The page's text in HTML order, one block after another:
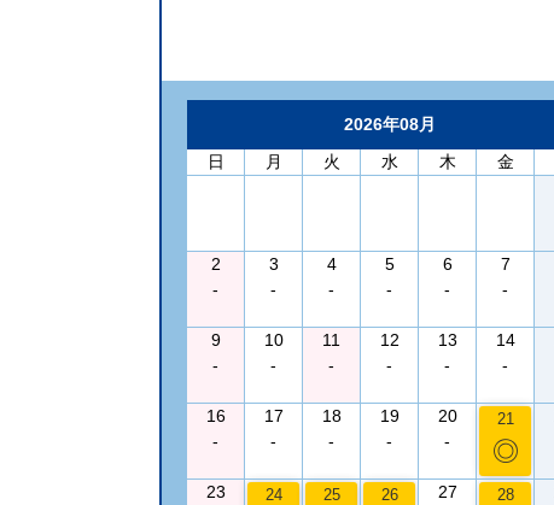
2026年08月
日
月 火 水 木 金
2
-
3
-
4
-
5
-
6
-
7
-
9
-
10
-
11
-
12
-
13
-
14
-
16
-
17
-
18
-
19
-
20
-
21
◎
23
24 25 26
27
28